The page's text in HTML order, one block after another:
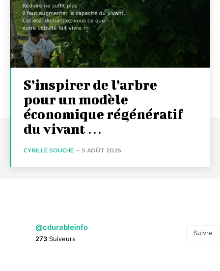
S’inspirer de l’arbre
pour un modèle
économique régénératif
du vivant …
CYRILLE SOUCHE - 5 AOÛT 2026
@cdurableinfo
273 Suiveurs
Suivre